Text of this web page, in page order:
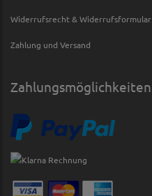
Widerrufsrecht & Widerrufsformular
Zahlung und Versand
Zahlungsmöglichkeiten